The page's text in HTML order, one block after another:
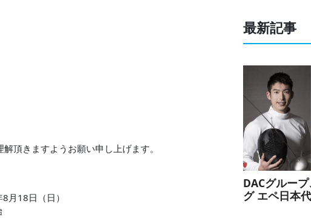
頂きますようお願い申し上げます。
18日（日）
最新記事
DACグルー
グ エペ日本